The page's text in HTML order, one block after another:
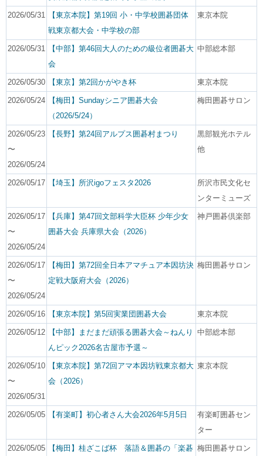
2026/05/31
【東京本院】第19回 小・中学校囲碁団体
戦東京都大会・中学校の部
東京本院
2026/05/31
【中部】第46回大人のための級位者囲碁大
会
中部総本部
2026/05/30 【東京】第2回かがやき杯 東京本院
2026/05/24
【梅田】Sundayシニア囲碁大会
（2026/5/24）
梅田囲碁サロン
2026/05/23
〜
2026/05/24
【長野】第24回アルプス囲碁村まつり
黒部観光ホテル
他
2026/05/17 【埼玉】所沢igoフェスタ2026
所沢市民文化セ
ンターミューズ
2026/05/17
〜
2026/05/24
【兵庫】第47回文部科学大臣杯 少年少女
囲碁大会 兵庫県大会（2026）
神戸囲碁倶楽部
2026/05/17
〜
2026/05/24
【梅田】第72回全日本アマチュア本因坊決
定戦大阪府大会（2026）
梅田囲碁サロン
2026/05/16 【東京本院】第5回実業団囲碁大会 東京本院
2026/05/12
【中部】まだまだ頑張る囲碁大会～ねんり
んピック2026名古屋市予選～
中部総本部
2026/05/10
〜
2026/05/31
【東京本院】第72回アマ本因坊戦東京都大
会（2026）
東京本院
2026/05/05 【有楽町】初心者さん大会2026年5月5日
有楽町囲碁セン
ター
2026/05/05
【梅田】桂ざこば杯 落語＆囲碁の「楽碁 梅田囲碁サロン